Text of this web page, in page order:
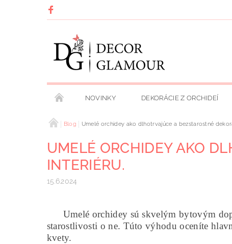
NOVINKY DEKORÁCIE Z ORCHIDEÍ
PODMIENKY OCHRANY OSOBNÝCH ÚDAJOV
Blog Umelé orchidey ako dlhotrvajúce a bezstarostné
UMELÉ ORCHIDEY AKO
INTERIÉRU.
15.6.2024
Umelé orchidey sú skvelým bytovým
starostlivosti o ne. Túto výhodu oceníte
kvety.